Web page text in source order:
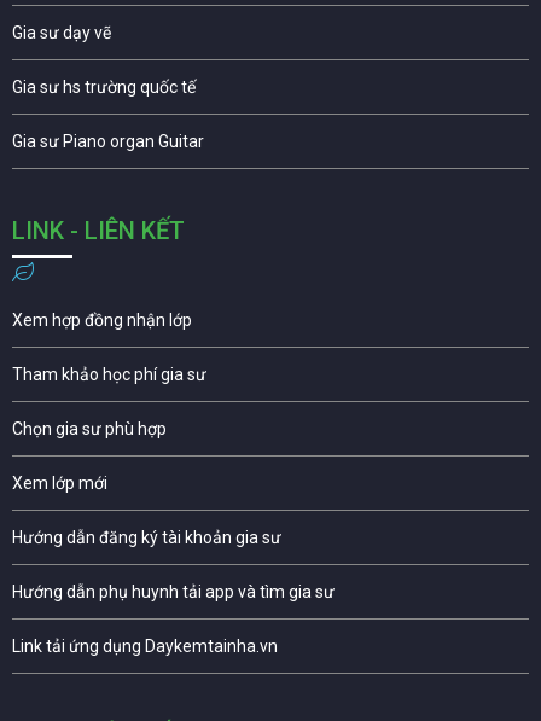
Gia sư dạy vẽ
Gia sư hs trường quốc tế
Gia sư Piano organ Guitar
LINK - LIÊN KẾT
Xem hợp đồng nhận lớp
Tham khảo học phí gia sư
Chọn gia sư phù hợp
Xem lớp mới
Hướng dẫn đăng ký tài khoản gia sư
Hướng dẫn phụ huynh tải app và tìm gia sư
Link tải ứng dụng Daykemtainha.vn